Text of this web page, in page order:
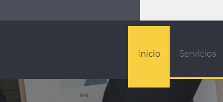
Inicio Servicios